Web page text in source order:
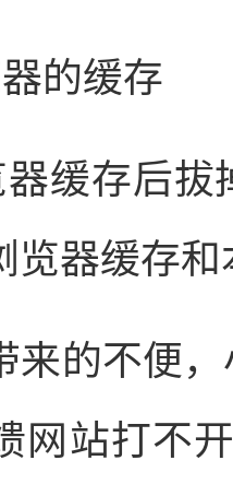
的缓存
缓存后
览器缓存
来的不便
网站打不